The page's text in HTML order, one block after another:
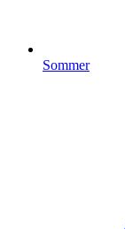
Sommer